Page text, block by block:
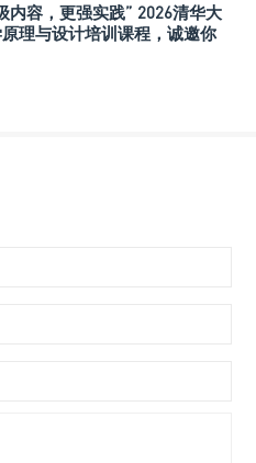
内容，更强实践” 2026清华大
理与设计培训课程，诚邀你